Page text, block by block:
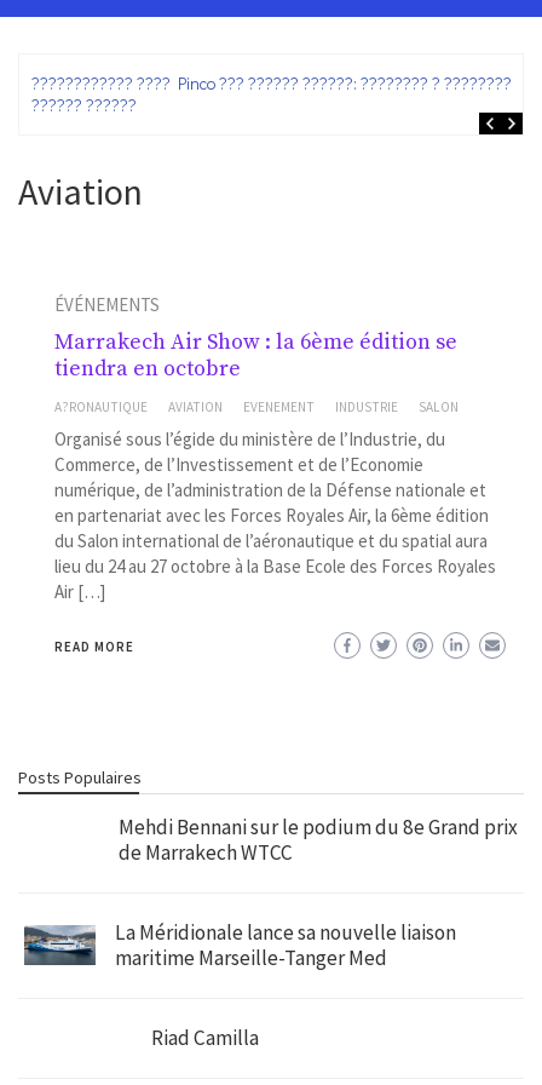
???????????? ???? Pinco ??? ?????? ??????: ???????? ? ???????? ?
?????? ??????
Aviation
ÉVÉNEMENTS
Marrakech Air Show : la 6ème édition se
tiendra en octobre
A?RONAUTIQUE AVIATION EVENEMENT INDUSTRIE SALON
Organisé sous l’égide du ministère de l’Industrie, du
Commerce, de l’Investissement et de l’Economie
numérique, de l’administration de la Défense nationale et
en partenariat avec les Forces Royales Air, la 6ème édition
du Salon international de l’aéronautique et du spatial aura
lieu du 24 au 27 octobre à la Base Ecole des Forces Royales
Air […]
READ MORE
Posts Populaires
Mehdi Bennani sur le podium du 8e Grand prix
de Marrakech WTCC
La Méridionale lance sa nouvelle liaison
maritime Marseille-Tanger Med
Riad Camilla